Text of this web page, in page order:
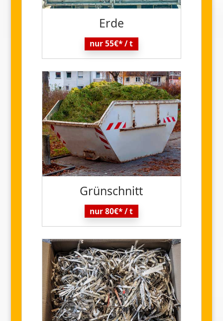
Erde
nur 55€* / t
Grünschnitt
nur 80€* / t